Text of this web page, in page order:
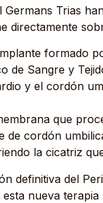
Germans Trias
directamente
formado
de Sangre y
y el cordón
que
de cordón
la cicatriz
definitiva del
nueva